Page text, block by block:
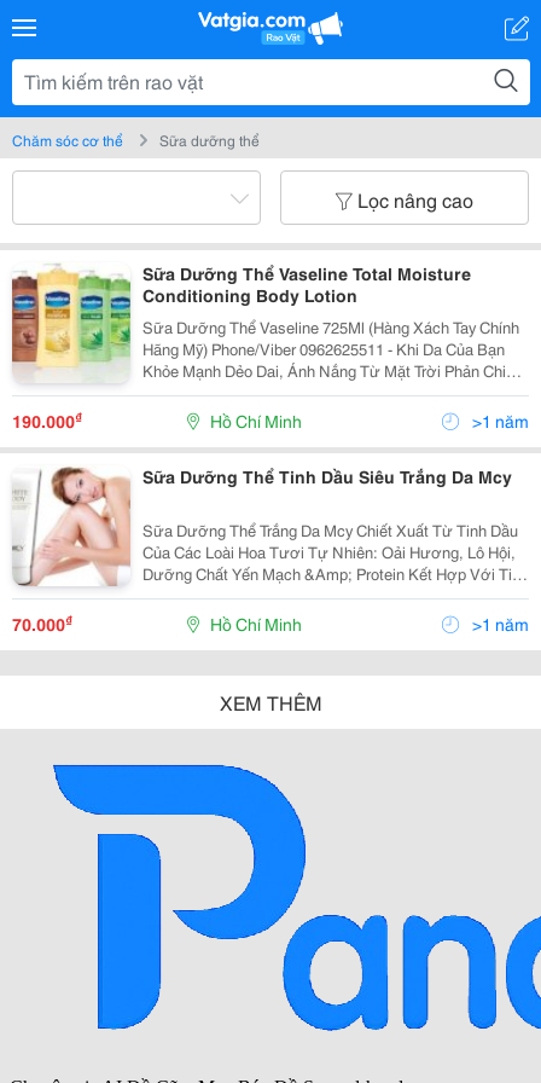
Chăm sóc cơ thể Sữa dưỡng thể
Lọc nâng cao
Sữa Dưỡng Thể Vaseline Total Moisture
Conditioning Body Lotion
Sữa Dưỡng Thể Vaseline 725Ml (Hàng Xách Tay Chính
Hãng Mỹ) Phone/Viber 0962625511 - Khi Da Của Bạn
Khỏe Mạnh Dẻo Dai, Ánh Nắng Từ Mặt Trời Phản Chiếu
Cũng Không Thể Tác Động Được. - Tuy Nhiên Nếu Như
Da Bạn Bị Khô, Màu Sắc Da Không
190.000₫ Hồ Chí Minh >1 năm
Sữa Dưỡng Thể Tinh Dầu Siêu Trắng Da Mcy
Sữa Dưỡng Thể Trắng Da Mcy Chiết Xuất Từ Tinh Dầu
Của Các Loài Hoa Tươi Tự Nhiên: Oải Hương, Lô Hội,
Dưỡng Chất Yến Mạch &Amp; Protein Kết Hợp Với Tinh
Chất Sữa Dê Úc Giàu Chất Dinh Dưỡng, Có Tác Dụng
Diệt Khuẩn Kháng Viêm, Ngăn Chặn Lão Hóa &Amp; Tẩ
70.000₫ Hồ Chí Minh >1 năm
XEM THÊM